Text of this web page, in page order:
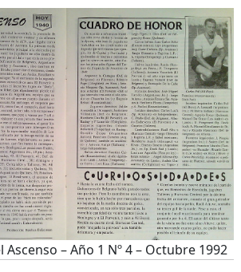
Ascenso – Año 1 Nº 4 – Octubre 1992